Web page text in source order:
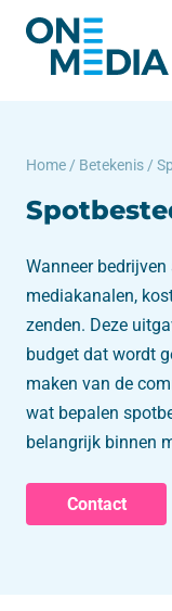
Home / Betekenis /
Wanneer
mediakanalen,
zenden. Deze
budget dat wordt
maken van de
wat bepalen
belangrijk binnen
Contact